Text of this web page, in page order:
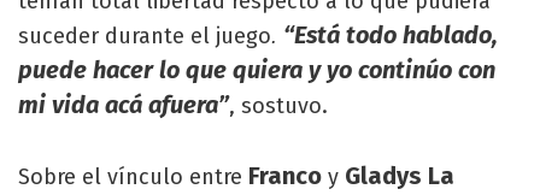
suceder durante el juego. “Está todo hablado,
puede hacer lo que quiera y yo continúo con
mi vida acá afuera”, sostuvo.
Sobre el vínculo entre Franco y Gladys La